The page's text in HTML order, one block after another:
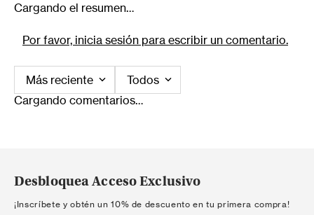
Cargando el resumen…
Por favor, inicia sesión para escribir un comentario.
Más reciente
Todos
Cargando comentarios…
Desbloquea Acceso Exclusivo
¡Inscríbete y obtén un 10% de descuento en tu primera compra!